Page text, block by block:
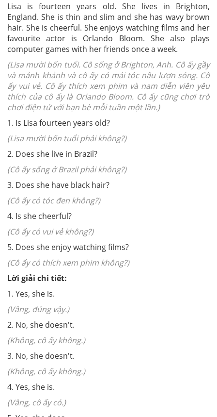
Lisa is fourteen years old. She lives in Brighton,
England. She is thin and slim and she has wavy brown
hair. She is cheerful. She enjoys watching films and her
favourite actor is Orlando Bloom. She also plays
computer games with her friends once a week.
(Lisa mười bốn tuổi. Cô sống ở Brighton, Anh. Cô ấy gầy
và mảnh khảnh và cô ấy có mái tóc nâu lượn sóng. Cô
ấy vui vẻ. Cô ấy thích xem phim và nam diễn viên yêu
thích của cô ấy là Orlando Bloom. Cô ấy cũng chơi trò
chơi điện tử với bạn bè mỗi tuần một lần.)
1. Is Lisa fourteen years old?
(Lisa mười bốn tuổi phải không?)
2. Does she live in Brazil?
(Cô ấy sống ở Brazil phải không?)
3. Does she have black hair?
(Cô ấy có tóc đen không?)
4. Is she cheerful?
(Cô ấy có vui vẻ không?)
5. Does she enjoy watching films?
(Cô ấy có thích xem phim không?)
Lời giải chi tiết:
1. Yes, she is.
(Vâng, đúng vậy.)
2. No, she doesn't.
(Không, cô ấy không.)
3. No, she doesn't.
(Không, cô ấy không.)
4. Yes, she is.
(Vâng, cô ấy có.)